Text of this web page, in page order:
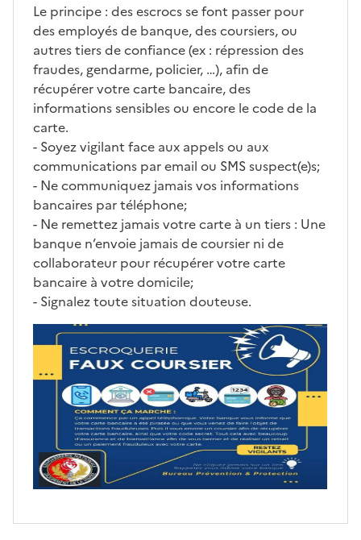
Le principe : des escrocs se font passer pour
des employés de banque, des coursiers, ou
autres tiers de confiance (ex : répression des
fraudes, gendarme, policier, …), afin de
récupérer votre carte bancaire, des
informations sensibles ou encore le code de la
carte.
- Soyez vigilant face aux appels ou aux
communications par email ou SMS suspect(e)s;
- Ne communiquez jamais vos informations
bancaires par téléphone;
- Ne remettez jamais votre carte à un tiers : Une
banque n’envoie jamais de coursier ni de
collaborateur pour récupérer votre carte
bancaire à votre domicile;
- Signalez toute situation douteuse.